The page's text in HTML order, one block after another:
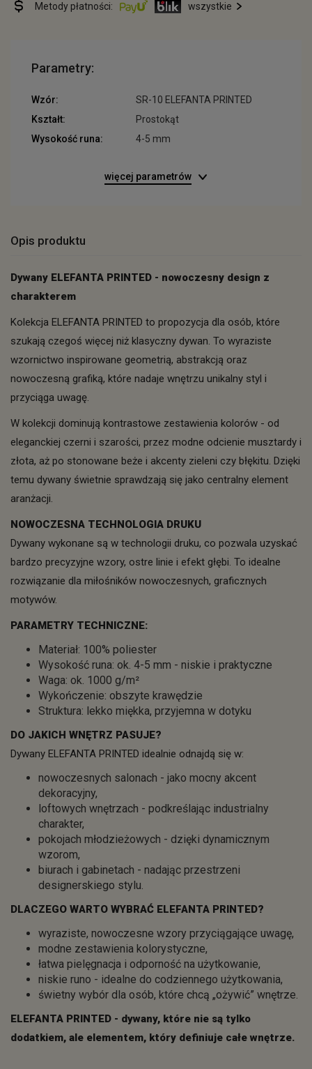
Metody płatności: wszystkie
Parametry:
Wzór:
SR-10 ELEFANTA PRINTED
Kształt:
Prostokąt
Wysokość runa:
4-5 mm
więcej parametrów
Opis produktu
Dywany ELEFANTA PRINTED - nowoczesny design z
charakterem
Kolekcja ELEFANTA PRINTED to propozycja dla osób, które
szukają czegoś więcej niż klasyczny dywan. To wyraziste
wzornictwo inspirowane geometrią, abstrakcją oraz
nowoczesną grafiką, które nadaje wnętrzu unikalny styl i
przyciąga uwagę.
W kolekcji dominują kontrastowe zestawienia kolorów - od
eleganckiej czerni i szarości, przez modne odcienie musztardy i
złota, aż po stonowane beże i akcenty zieleni czy błękitu. Dzięki
temu dywany świetnie sprawdzają się jako centralny element
aranżacji.
NOWOCZESNA TECHNOLOGIA DRUKU
Dywany wykonane są w technologii druku, co pozwala uzyskać
bardzo precyzyjne wzory, ostre linie i efekt głębi. To idealne
rozwiązanie dla miłośników nowoczesnych, graficznych
motywów.
PARAMETRY TECHNICZNE:
Materiał: 100% poliester
Wysokość runa: ok. 4-5 mm - niskie i praktyczne
Waga: ok. 1000 g/m²
Wykończenie: obszyte krawędzie
Struktura: lekko miękka, przyjemna w dotyku
DO JAKICH WNĘTRZ PASUJE?
Dywany ELEFANTA PRINTED idealnie odnajdą się w:
nowoczesnych salonach - jako mocny akcent
dekoracyjny,
loftowych wnętrzach - podkreślając industrialny
charakter,
pokojach młodzieżowych - dzięki dynamicznym
wzorom,
biurach i gabinetach - nadając przestrzeni
designerskiego stylu.
DLACZEGO WARTO WYBRAĆ ELEFANTA PRINTED?
wyraziste, nowoczesne wzory przyciągające uwagę,
modne zestawienia kolorystyczne,
łatwa pielęgnacja i odporność na użytkowanie,
niskie runo - idealne do codziennego użytkowania,
świetny wybór dla osób, które chcą „ożywić” wnętrze.
ELEFANTA PRINTED - dywany, które nie są tylko
dodatkiem, ale elementem, który definiuje całe wnętrze.